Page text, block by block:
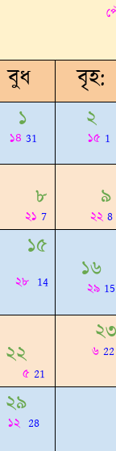
পৌষ-
বুধ বৃহ:
১
১৪ 31
২
১৫ 1
৮
২১ 7 ২২ 8
১৫
২৮ 14 ১৬
২৯ 15
২২
৫ 21
২৩
৬ 22
২৯
১২ 28